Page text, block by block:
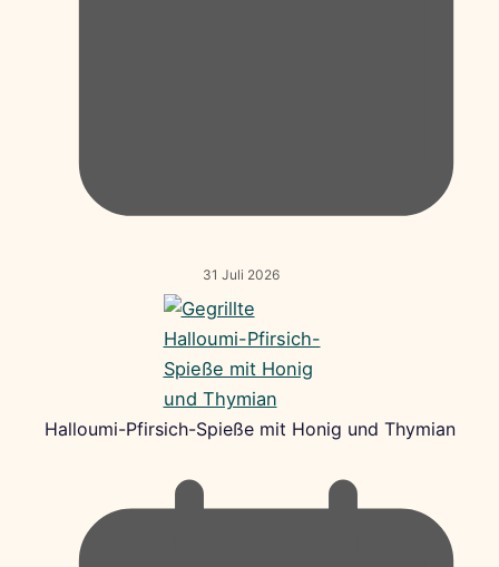
31 Juli 2026
Halloumi-Pfirsich-Spieße mit Honig und Thymian